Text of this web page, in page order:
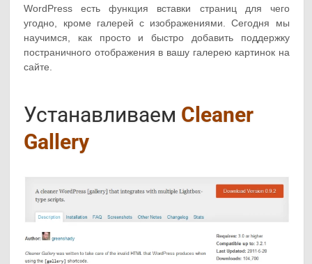
WordPress есть функция вставки страниц для чего
угодно, кроме галерей с изображениями. Сегодня мы
научимся, как просто и быстро добавить поддержку
постраничного отображения в вашу галерею картинок на
сайте.
Устанавливаем Cleaner
Gallery